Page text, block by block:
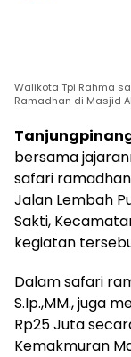
Walikota Tpi Rahma
Ramadhan di Masjid
bersama
safari
Jalan Lembah
Sakti,
kegiatan
Dalam safari
S.Ip.,MM., juga
Rp25 Juta
Kemakmuran